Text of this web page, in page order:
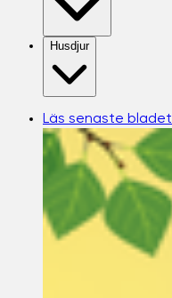
Husdjur
Läs senaste bladet